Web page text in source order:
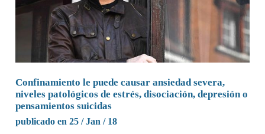
Confinamiento le puede causar ansiedad severa,
niveles patológicos de estrés, disociación, depresión o
pensamientos suicidas
publicado en 25 / Jan / 18